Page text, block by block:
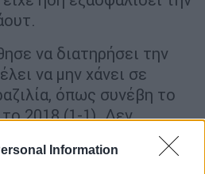
Information
να διατηρήσει την
να μην χάνει σε
όπως συνέβη το
2018 (1-1). Δεν
διαθέτει, την ασύγκριτη